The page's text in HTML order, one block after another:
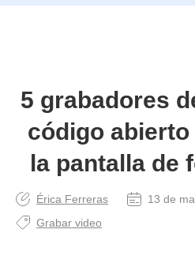
5 grabadores
código
la pantalla de
Érica Ferreras
13 de
Grabar video